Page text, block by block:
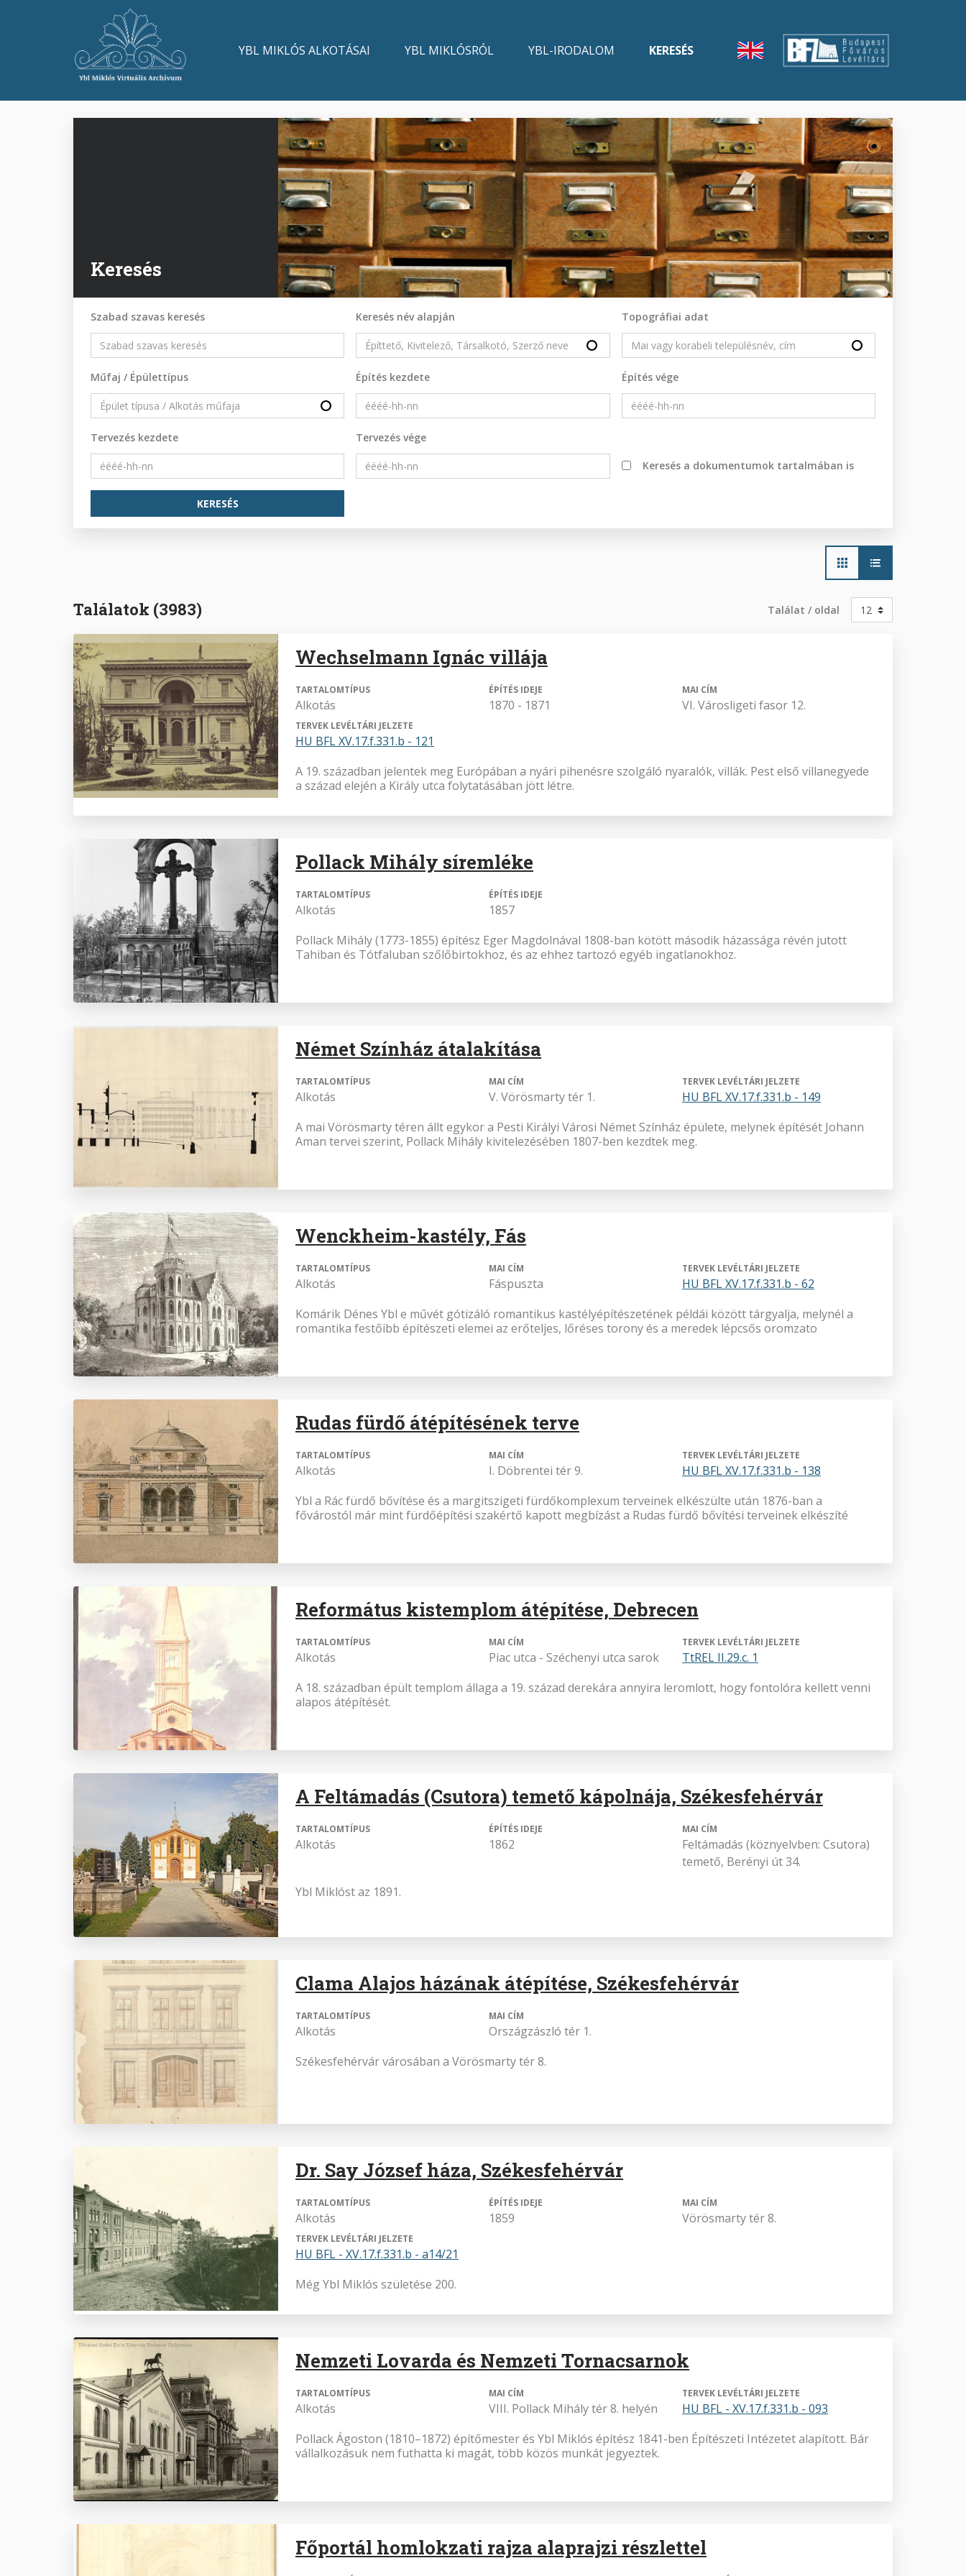
MainYBL MIKLÓS ALKOTÁSAI YBL MIKLÓSRÓL YBL-IRODALOM KERESÉS
Keresés
Szabad szavas keresés Keresés név alapján Topográfiai adat
Műfaj / Épülettípus Építés kezdete Építés vége
Tervezés kezdete Tervezés vége
Keresés a dokumentumok tartalmában is
Main
navigation
Találatok (3983) Találat / oldal
Wechselmann Ignác villája
TARTALOMTÍPUS
Alkotás
ÉPÍTÉS IDEJE
1870 - 1871
MAI CÍM
VI. Városligeti fasor 12.
TERVEK LEVÉLTÁRI JELZETE
HU BFL XV.17.f.331.b - 121
A 19. században jelentek meg Európában a nyári pihenésre szolgáló nyaralók, villák. Pest első villanegyede
a század elején a Király utca folytatásában jött létre.
Pollack Mihály síremléke
TARTALOMTÍPUS
Alkotás
ÉPÍTÉS IDEJE
1857
Pollack Mihály (1773-1855) építész Eger Magdolnával 1808-ban kötött második házassága révén jutott
Tahiban és Tótfaluban szőlőbirtokhoz, és az ehhez tartozó egyéb ingatlanokhoz.
Német Színház átalakítása
TARTALOMTÍPUS
Alkotás
MAI CÍM
V. Vörösmarty tér 1.
TERVEK LEVÉLTÁRI JELZETE
HU BFL XV.17.f.331.b - 149
A mai Vörösmarty téren állt egykor a Pesti Királyi Városi Német Színház épülete, melynek építését Johann
Aman tervei szerint, Pollack Mihály kivitelezésében 1807-ben kezdtek meg.
Wenckheim-kastély, Fás
TARTALOMTÍPUS
Alkotás
MAI CÍM
Fáspuszta
TERVEK LEVÉLTÁRI JELZETE
HU BFL XV.17.f.331.b - 62
Komárik Dénes Ybl e művét gótizáló romantikus kastélyépítészetének példái között tárgyalja, melynél a
romantika festőibb építészeti elemei az erőteljes, lőréses torony és a meredek lépcsős oromzato
Rudas fürdő átépítésének terve
TARTALOMTÍPUS
Alkotás
MAI CÍM
I. Döbrentei tér 9.
TERVEK LEVÉLTÁRI JELZETE
HU BFL XV.17.f.331.b - 138
Ybl a Rác fürdő bővítése és a margitszigeti fürdőkomplexum terveinek elkészülte után 1876-ban a
fővárostól már mint fürdőépítési szakértő kapott megbízást a Rudas fürdő bővítési terveinek elkészíté
Református kistemplom átépítése, Debrecen
TARTALOMTÍPUS
Alkotás
MAI CÍM
Piac utca - Széchenyi utca sarok
TERVEK LEVÉLTÁRI JELZETE
TtREL II.29.c. 1
A 18. században épült templom állaga a 19. század derekára annyira leromlott, hogy fontolóra kellett venni
alapos átépítését.
A Feltámadás (Csutora) temető kápolnája, Székesfehérvár
TARTALOMTÍPUS
Alkotás
ÉPÍTÉS IDEJE
1862
MAI CÍM
Feltámadás (köznyelvben: Csutora)
temető, Berényi út 34.
Ybl Miklóst az 1891.
Clama Alajos házának átépítése, Székesfehérvár
TARTALOMTÍPUS
Alkotás
MAI CÍM
Országzászló tér 1.
Székesfehérvár városában a Vörösmarty tér 8.
Dr. Say József háza, Székesfehérvár
TARTALOMTÍPUS
Alkotás
ÉPÍTÉS IDEJE
1859
MAI CÍM
Vörösmarty tér 8.
TERVEK LEVÉLTÁRI JELZETE
HU BFL - XV.17.f.331.b - a14/21
Még Ybl Miklós születése 200.
Nemzeti Lovarda és Nemzeti Tornacsarnok
TARTALOMTÍPUS
Alkotás
MAI CÍM
VIII. Pollack Mihály tér 8. helyén
TERVEK LEVÉLTÁRI JELZETE
HU BFL - XV.17.f.331.b - 093
Pollack Ágoston (1810–1872) építőmester és Ybl Miklós építész 1841-ben Építészeti Intézetet alapított. Bár
vállalkozásuk nem futhatta ki magát, több közös munkát jegyeztek.
Főportál homlokzati rajza alaprajzi részlettel